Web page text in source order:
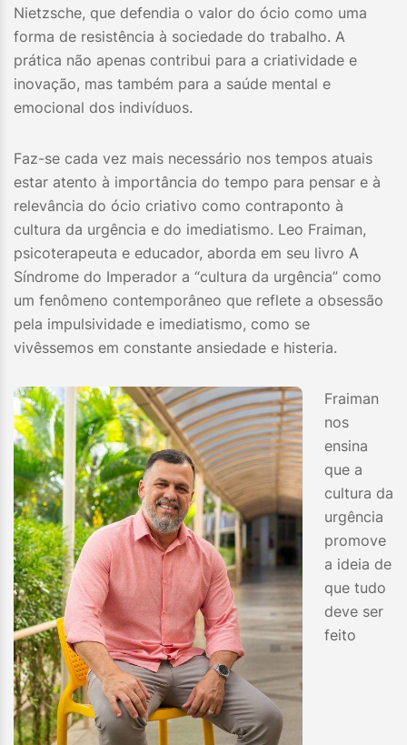
Nietzsche, que defendia o valor do ócio como uma
forma de resistência à sociedade do trabalho. A
prática não apenas contribui para a criatividade e
inovação, mas também para a saúde mental e
emocional dos indivíduos.
Faz-se cada vez mais necessário nos tempos atuais
estar atento à importância do tempo para pensar e à
relevância do ócio criativo como contraponto à
cultura da urgência e do imediatismo. Leo Fraiman,
psicoterapeuta e educador, aborda em seu livro A
Síndrome do Imperador a “cultura da urgência” como
um fenômeno contemporâneo que reflete a obsessão
pela impulsividade e imediatismo, como se
vivêssemos em constante ansiedade e histeria.
Fraiman
nos
ensina
que a
cultura da
urgência
promove
a ideia de
que tudo
deve ser
feito